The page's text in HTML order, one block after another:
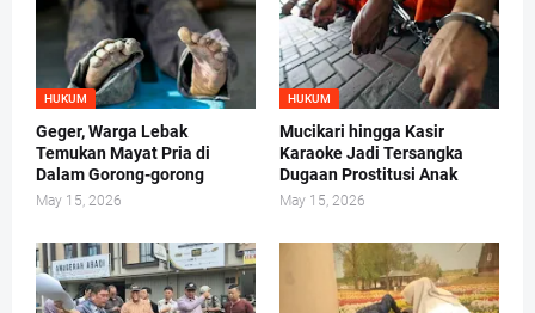
HUKUM
Geger, Warga Lebak
Temukan Mayat Pria di
Dalam Gorong-gorong
May 15, 2026
HUKUM
Mucikari hingga Kasir
Karaoke Jadi Tersangka
Dugaan Prostitusi Anak
May 15, 2026